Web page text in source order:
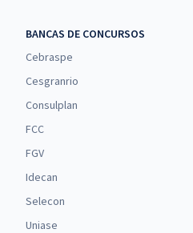
BANCAS DE CONCURSOS
Cebraspe
Cesgranrio
Consulplan
FCC
FGV
Idecan
Selecon
Uniase